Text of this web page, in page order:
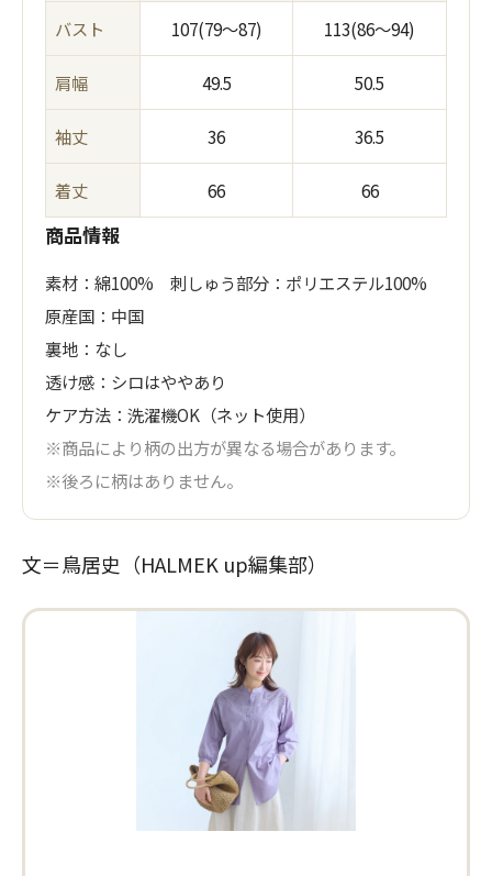
バスト 107(79〜87) 113(86〜94)
肩幅 49.5 50.5
袖丈 36 36.5
着丈 66 66
商品情報
素材：綿100% 刺しゅう部分：ポリエステル100%
原産国：中国
裏地：なし
透け感：シロはややあり
ケア方法：洗濯機OK（ネット使用）
※商品により柄の出方が異なる場合があります。
※後ろに柄はありません。
文＝鳥居史（HALMEK up編集部）